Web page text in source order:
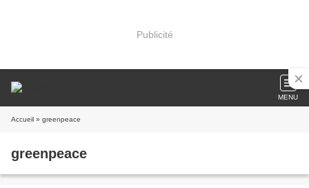
Publicité
MENU
Accueil » greenpeace
greenpeace